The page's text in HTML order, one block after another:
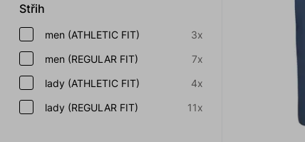
Střih
men (ATHLETIC FIT)
3x
men (REGULAR FIT)
7x
lady (ATHLETIC FIT)
4x
lady (REGULAR FIT)
11x